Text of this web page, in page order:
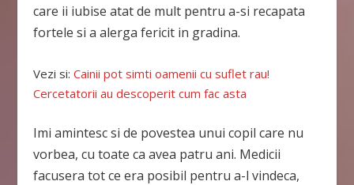
care ii iubise atat de mult pentru a-si recapata
fortele si a alerga fericit in gradina.
Vezi si:Cainii pot simti oamenii cu suflet rau!
Cercetatorii au descoperit cum fac asta
Imi amintesc si de povestea unui copil care nu
vorbea, cu toate ca avea patru ani. Medicii
facusera tot ce era posibil pentru a-l vindeca,